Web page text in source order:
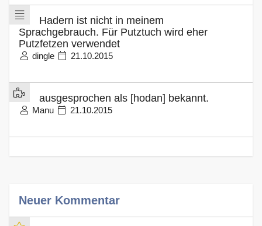
Hadern ist nicht in meinem
Sprachgebrauch. Für Putztuch wird eher
Putzfetzen verwendet
dingle 21.10.2015
ausgesprochen als [hodan] bekannt.
Manu 21.10.2015
Neuer Kommentar